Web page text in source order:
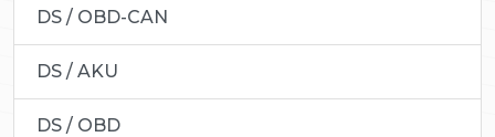
DS / OBD-CAN
DS / AKU
DS / OBD